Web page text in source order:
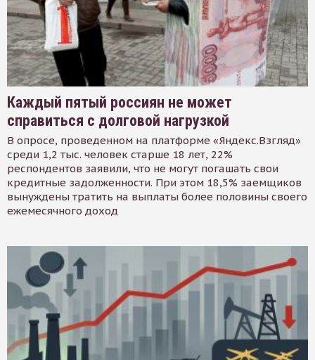
Каждый пятый россиян не может
справиться с долговой нагрузкой
В опросе, проведенном на платформе «Яндекс.Взгляд»
среди 1,2 тыс. человек старше 18 лет, 22%
респондентов заявили, что не могут погашать свои
кредитные задолженности. При этом 18,5% заемщиков
вынуждены тратить на выплаты более половины своего
ежемесячного доход